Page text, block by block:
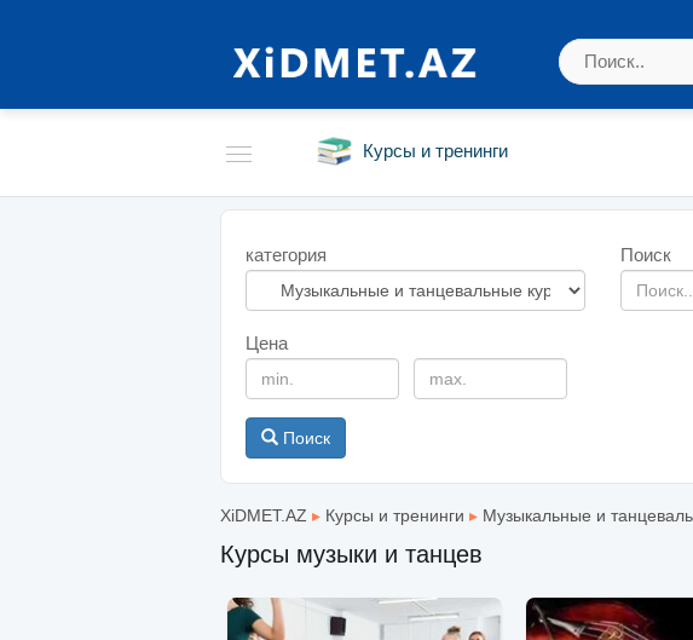
Курсы и тренинги
категория Поиск
Цена
Поиск
XiDMET.AZ ▸ Курсы и тренинги ▸ Музыкальные и
Курсы музыки и танцев